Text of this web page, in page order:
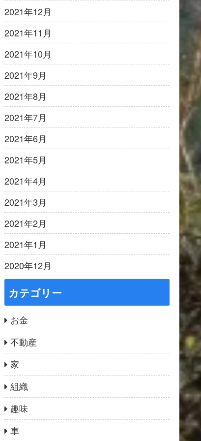
2021年12月
2021年11月
2021年10月
2021年9月
2021年8月
2021年7月
2021年6月
2021年5月
2021年4月
2021年3月
2021年2月
2021年1月
2020年12月
カテゴリー
お金
不動産
家
組織
趣味
車